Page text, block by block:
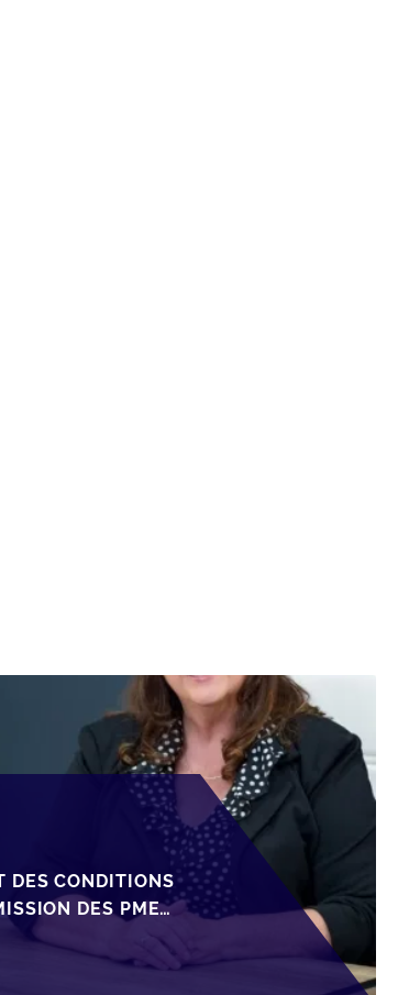
DES CONDITIONS
DES PME